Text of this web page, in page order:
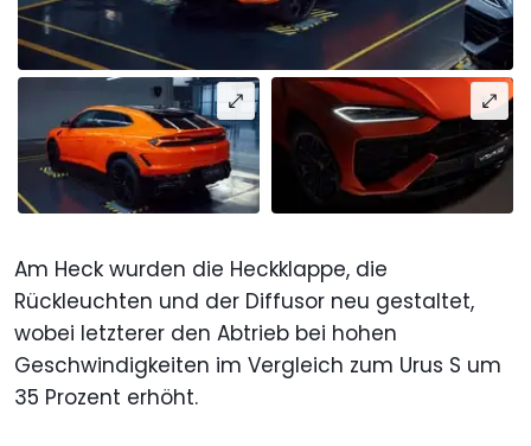
Am Heck wurden die Heckklappe, die
Rückleuchten und der Diffusor neu gestaltet,
wobei letzterer den Abtrieb bei hohen
Geschwindigkeiten im Vergleich zum Urus S um
35 Prozent erhöht.